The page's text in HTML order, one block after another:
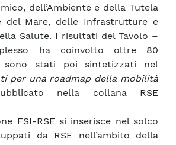
dell’Ambiente e della Tutela
del Mare, delle Infrastrutture e
Salute. I risultati del Tavolo –
ha coinvolto oltre 80
sono stati poi sintetizzati nel
per una roadmap della mobilità
nella collana RSE
FSI-RSE si inserisce nel solco
da RSE nell’ambito della